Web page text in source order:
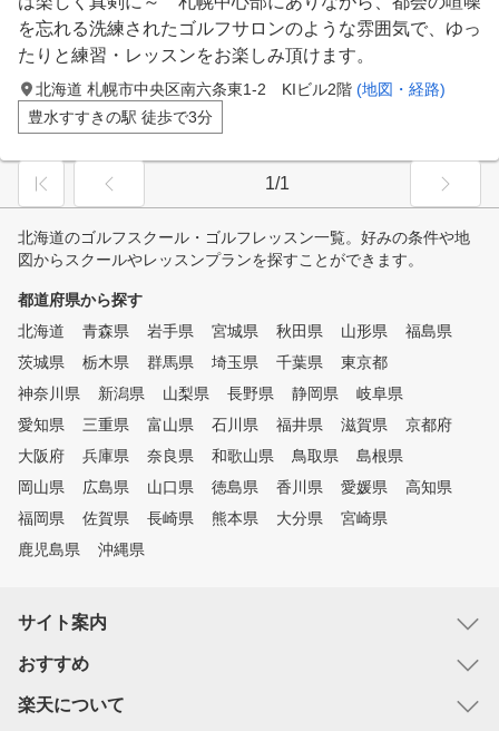
を忘れる洗練されたゴルフサロンのような雰囲気で、ゆっ
たりと練習・レッスンをお楽しみ頂けます。
北海道 札幌市中央区南六条東1-2 KIビル2階 (地図・経路)
豊水すすきの駅 徒歩で3分
1/1
北海道のゴルフスクール・ゴルフレッスン一覧。好みの条件や地
図からスクールやレッスンプランを探すことができます。
都道府県から探す
北海道
青森県 岩手県 宮城県 秋田県 山形県
福島県
茨城県
栃木県 群馬県 埼玉県 千葉県
東京都
神奈川県
新潟県 山梨県 長野県 静岡県
岐阜県
愛知県
三重県 富山県 石川県 福井県 滋賀県
京都府
大阪府
兵庫県 奈良県 和歌山県 鳥取県
島根県
岡山県
広島県 山口県 徳島県 香川県 愛媛県
高知県
福岡県
佐賀県 長崎県 熊本県 大分県
宮崎県
鹿児島県
沖縄県
サイト案内
おすすめ
楽天について